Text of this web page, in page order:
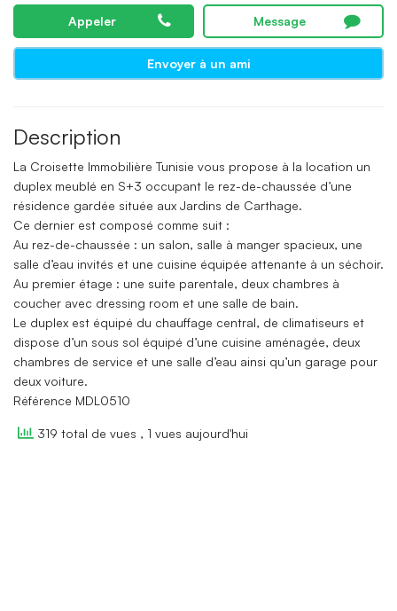
Appeler Message
Envoyer à un ami
Description
La Croisette Immobilière Tunisie vous propose à la location un
duplex meublé en S+3 occupant le rez-de-chaussée d’une
résidence gardée située aux Jardins de Carthage.
Ce dernier est composé comme suit :
Au rez-de-chaussée : un salon, salle à manger spacieux, une
salle d’eau invités et une cuisine équipée attenante à un séchoir.
Au premier étage : une suite parentale, deux chambres à
coucher avec dressing room et une salle de bain.
Le duplex est équipé du chauffage central, de climatiseurs et
dispose d’un sous sol équipé d’une cuisine aménagée, deux
chambres de service et une salle d’eau ainsi qu’un garage pour
deux voiture.
Référence MDL0510
319 total de vues , 1 vues aujourd'hui